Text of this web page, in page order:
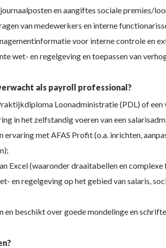
en aangiftes sociale premies/
van medewerkers en interne
voor interne controle en
wet- en regelgeving en toepassen van
als payroll professional?
Loonadministratie (PDL) of
in het zelfstandig voeren van een
ervaring met AFAS Profit (o.a. inrichten,
Excel (waaronder draaitabellen en complexe
en regelgeving op het gebied van salaris,
en beschikt over goede mondelinge en